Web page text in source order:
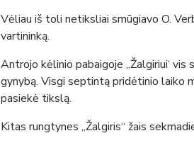
Vėliau iš toli netiksliai smūgiavo O.
vartininką.
Antrojo kėlinio pabaigoje „Žalgiriui‘
gynybą. Visgi septintą pridėtinio laiko
pasiekė tikslą.
Kitas rungtynes „Žalgiris“ žais